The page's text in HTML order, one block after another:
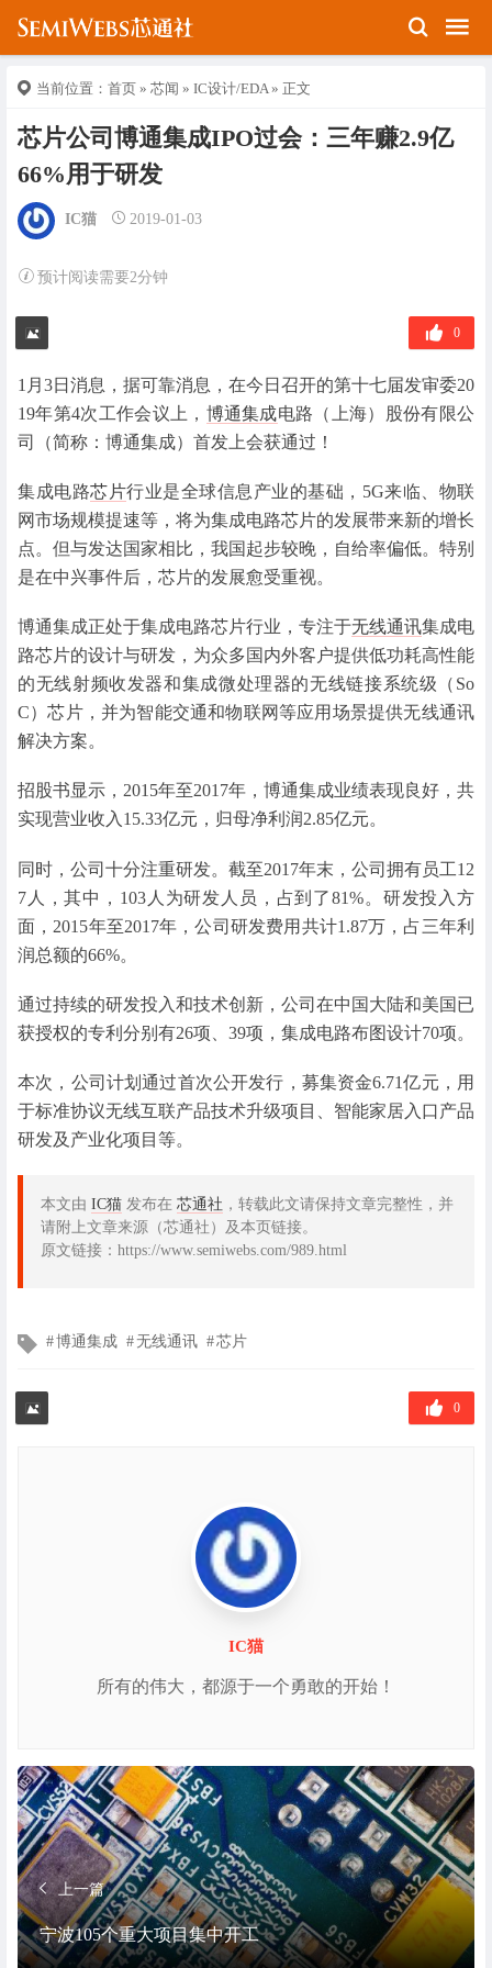
当前位置： 首页 » 芯闻 » IC设计/EDA» 正文
芯片公司博通集成IPO过会：三年赚2.9亿
66%用于研发
IC猫 2019-01-03
预计阅读需要2分钟
0
1月3日消息，据可靠消息，在今日召开的第十七届发审委20
19年第4次工作会议上， 博通集成电路（上海）股份有限公
司（简称：博通集成）首发上会获通过！
集成电路芯片行业是全球信息产业的基础，5G来临、物联
网市场规模提速等，将为集成电路芯片的发展带来新的增长
点。但与发达国家相比，我国起步较晚，自给率偏低。特别
是在中兴事件后，芯片的发展愈受重视。
博通集成正处于集成电路芯片行业，专注于无线通讯集成电
路芯片的设计与研发，为众多国内外客户提供低功耗高性能
的无线射频收发器和集成微处理器的无线链接系统级（So
C）芯片，并为智能交通和物联网等应用场景提供无线通讯
解决方案。
招股书显示，2015年至2017年，博通集成业绩表现良好，共
实现营业收入15.33亿元，归母净利润2.85亿元。
同时，公司十分注重研发。截至2017年末，公司拥有员工12
7人，其中，103人为研发人员，占到了81%。研发投入方
面，2015年至2017年，公司研发费用共计1.87万，占三年利
润总额的66%。
通过持续的研发投入和技术创新，公司在中国大陆和美国已
获授权的专利分别有26项、39项，集成电路布图设计70项。
本次，公司计划通过首次公开发行，募集资金6.71亿元，用
于标准协议无线互联产品技术升级项目、智能家居入口产品
研发及产业化项目等。
本文由 IC猫 发布在 芯通社 ，转载此文请保持文章完整性，并
请附上文章来源（芯通社）及本页链接。
原文链接：https://www.semiwebs.com/989.html
文
签
博通集成 无线通讯 芯片
0
IC猫
所有的伟大，都源于一个勇敢的开始！
上一篇
宁波105个重大项目集中开工